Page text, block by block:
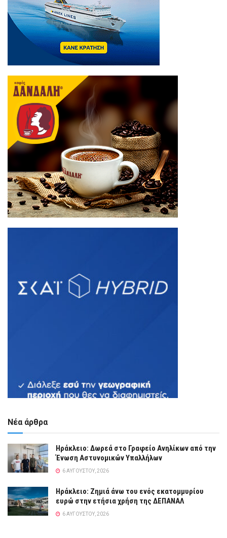
Νέα άρθρα
Ηράκλειο: Δωρεά στο Γραφείο Ανηλίκων από την
Ένωση Αστυνομικών Υπαλλήλων
6 ΑΥΓΟΎΣΤΟΥ, 2026
Ηράκλειο: Ζημιά άνω του ενός εκατομμυρίου
ευρώ στην ετήσια χρήση της ΔΕΠΑΝΑΛ
6 ΑΥΓΟΎΣΤΟΥ, 2026